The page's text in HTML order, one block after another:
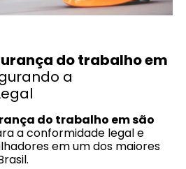
do trabalho em
a
do trabalho em são
a conformidade legal e
em um dos maiores